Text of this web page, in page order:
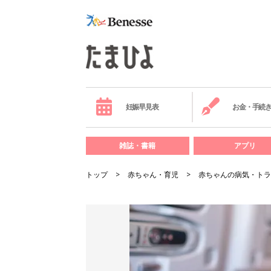
妊娠早見表 お金・手続き
雑誌・書籍 アプリ
トップ 赤ちゃん・育児 赤ちゃんの病気・ト